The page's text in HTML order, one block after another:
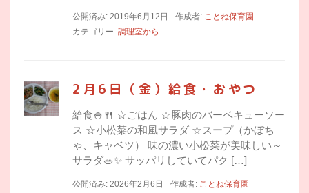
公開済み: 2019年6月12日 作成者: ことね保育園
カテゴリー: 調理室から
2月6日（金）給食・おやつ
給食🍚🍴 ☆ごはん ☆豚肉のバーベキューソー
ス ☆小松菜の和風サラダ ☆スープ（かぼち
ゃ、キャベツ） 味の濃い小松菜が美味しい～
サラダ🥗✨ サッパリしていてパク […]
公開済み: 2026年2月6日 作成者: ことね保育園